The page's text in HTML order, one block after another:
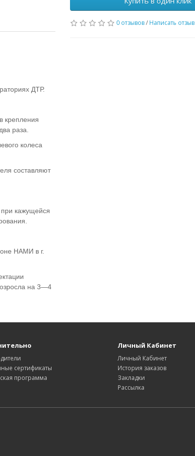
ДТР.
крепления
раза.
колеса
составляют
кажущейся
НАМИ в г.
на 3—4
0 отзывов/ Написать отзыв
сертификаты
программа
Личный Кабинет
Личный Кабинет
История заказов
Закладки
Рассылка